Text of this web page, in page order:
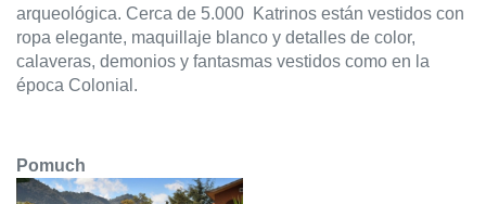
arqueológica. Cerca de 5.000  Katrinos están vestidos con
ropa elegante, maquillaje blanco y detalles de color,
calaveras, demonios y fantasmas vestidos como en la
época Colonial.
Pomuch